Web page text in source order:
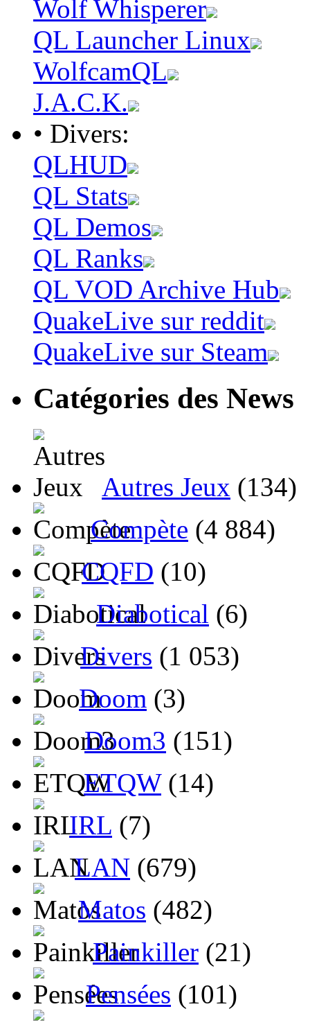
Wolf Whisperer
QL Launcher Linux
WolfcamQL
J.A.C.K.
• Divers:
QLHUD
QL Stats
QL Demos
QL Ranks
QL VOD Archive Hub
QuakeLive sur reddit
QuakeLive sur Steam
Catégories des News
Autres Jeux (134)
Compète (4 884)
CQFD (10)
Diabotical (6)
Divers (1 053)
Doom (3)
Doom3 (151)
ETQW(14)
IRL (7)
LAN (679)
Matos (482)
Painkiller (21)
Pensées (101)